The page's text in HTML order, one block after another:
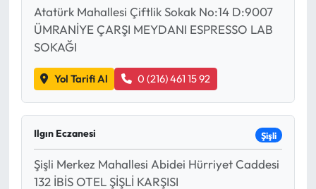
Atatürk Mahallesi Çiftlik Sokak No:14 D:9007
ÜMRANİYE ÇARŞI MEYDANI ESPRESSO LAB
SOKAĞI
Yol Tarifi Al 0 (216) 461 15 92
Ilgın Eczanesi Şişli
Şişli Merkez Mahallesi Abidei Hürriyet Caddesi
132 İBİS OTEL ŞİŞLİ KARŞISI